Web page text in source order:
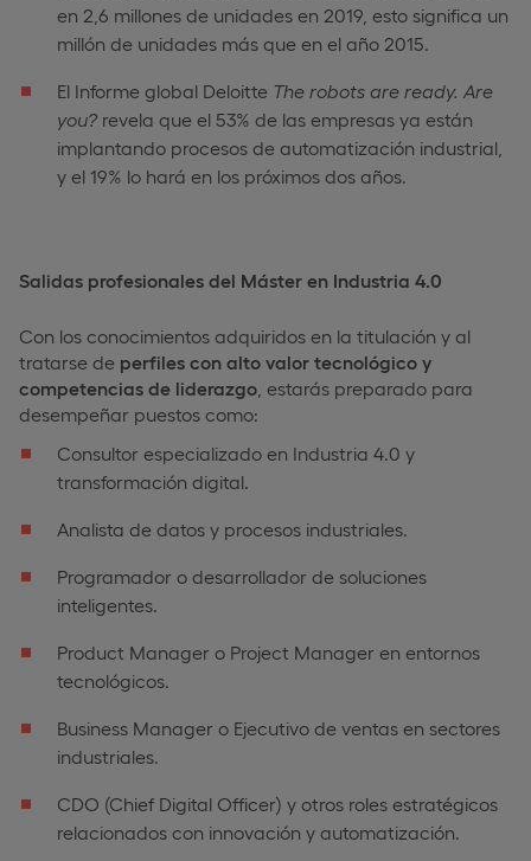
en 2,6 millones de unidades en 2019, esto significa un
millón de unidades más que en el año 2015.
El Informe global Deloitte The robots are ready. Are
you? revela que el 53% de las empresas ya están
implantando procesos de automatización industrial,
y el 19% lo hará en los próximos dos años.
Salidas profesionales del Máster en Industria 4.0
Con los conocimientos adquiridos en la titulación y al
tratarse de perfiles con alto valor tecnológico y
competencias de liderazgo , estarás preparado para
desempeñar puestos como:
Consultor especializado en Industria 4.0 y
transformación digital.
Analista de datos y procesos industriales.
Programador o desarrollador de soluciones
inteligentes.
Product Manager o Project Manager en entornos
tecnológicos.
Business Manager o Ejecutivo de ventas en sectores
industriales.
CDO (Chief Digital Officer) y otros roles estratégicos
relacionados con innovación y automatización.